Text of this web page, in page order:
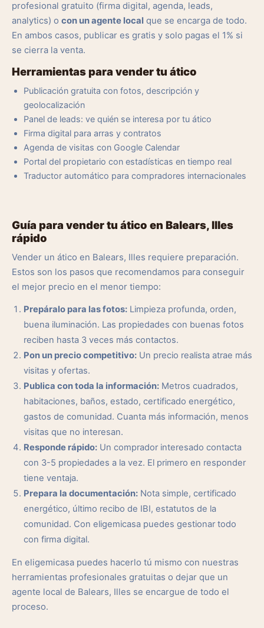
profesional gratuito (firma digital, agenda, leads,
analytics) o con un agente local que se encarga de todo.
En ambos casos, publicar es gratis y solo pagas el 1% si
se cierra la venta.
Herramientas para vender tu ático
Publicación gratuita con fotos, descripción y
geolocalización
Panel de leads: ve quién se interesa por tu ático
Firma digital para arras y contratos
Agenda de visitas con Google Calendar
Portal del propietario con estadísticas en tiempo real
Traductor automático para compradores internacionales
Guía para vender tu ático en Balears, Illes
rápido
Vender un ático en Balears, Illes requiere preparación.
Estos son los pasos que recomendamos para conseguir
el mejor precio en el menor tiempo:
Prepáralo para las fotos: Limpieza profunda, orden,
buena iluminación. Las propiedades con buenas fotos
reciben hasta 3 veces más contactos.
Pon un precio competitivo: Un precio realista atrae más
visitas y ofertas.
Publica con toda la información: Metros cuadrados,
habitaciones, baños, estado, certificado energético,
gastos de comunidad. Cuanta más información, menos
visitas que no interesan.
Responde rápido: Un comprador interesado contacta
con 3-5 propiedades a la vez. El primero en responder
tiene ventaja.
Prepara la documentación: Nota simple, certificado
energético, último recibo de IBI, estatutos de la
comunidad. Con eligemicasa puedes gestionar todo
con firma digital.
En eligemicasa puedes hacerlo tú mismo con nuestras
herramientas profesionales gratuitas o dejar que un
agente local de Balears, Illes se encargue de todo el
proceso.